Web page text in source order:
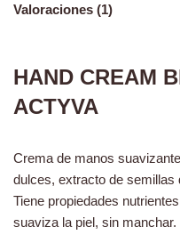
Valoraciones (1)
HAND CREAM
ACTYVA
Crema de manos
dulces, extracto de semillas
Tiene propiedades
suaviza la piel, sin manchar.